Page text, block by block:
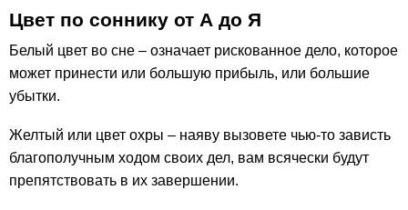
Цвет по соннику от А до Я
Белый цвет во сне – означает рискованное дело, которое
может принести или большую прибыль, или большие
убытки.
Желтый или цвет охры – наяву вызовете чью-то зависть
благополучным ходом своих дел, вам всячески будут
препятствовать в их завершении.